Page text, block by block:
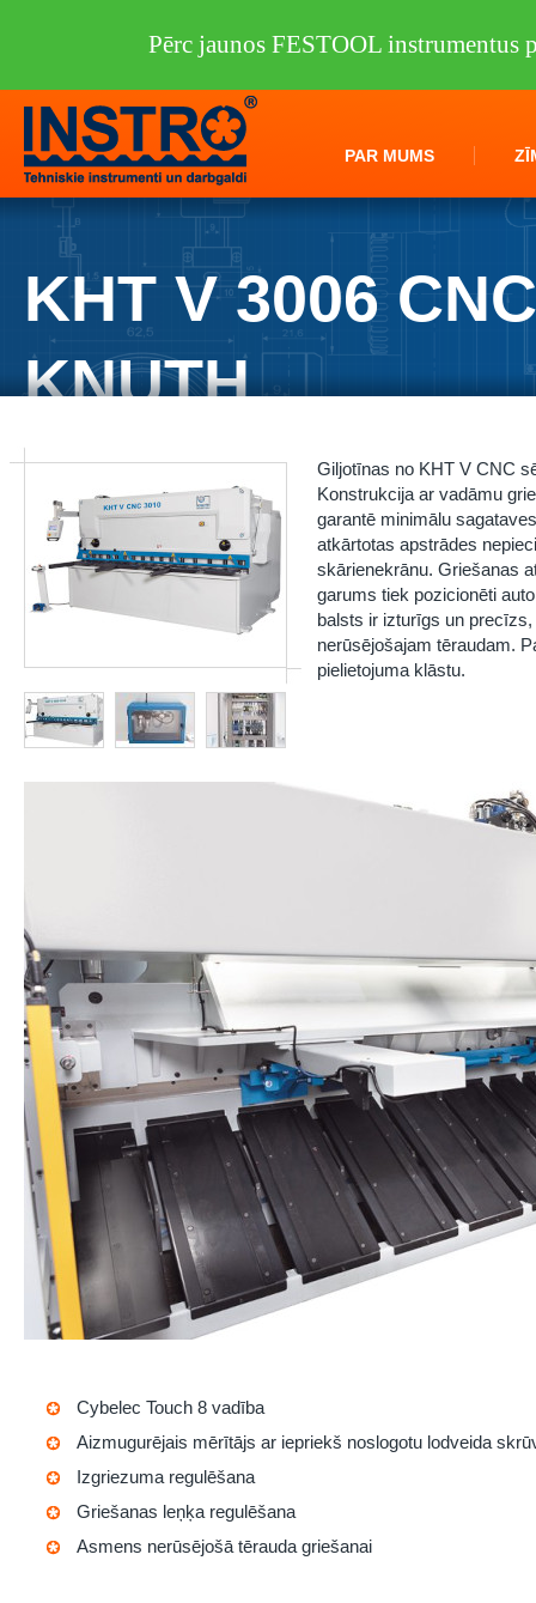
PAR MUMS
KHT V 3006 CNC
KNUTH
Giljotīnas no KHT V CNC
Konstrukcija ar vadāmu
garantē minimālu
atkārtotas apstrādes
skārienekrānu. Griešanas
garums tiek pozicionēti
balsts ir izturīgs un
nerūsējošajam tēraudam.
pielietojuma klāstu.
Cybelec Touch 8 vadība
Aizmugurējais mērītājs ar iepriekš noslogotu lodveida
Izgriezuma regulēšana
Griešanas leņķa regulēšana
Asmens nerūsējošā tērauda griešanai
Pērc jaunos FESTOOL instrumentus